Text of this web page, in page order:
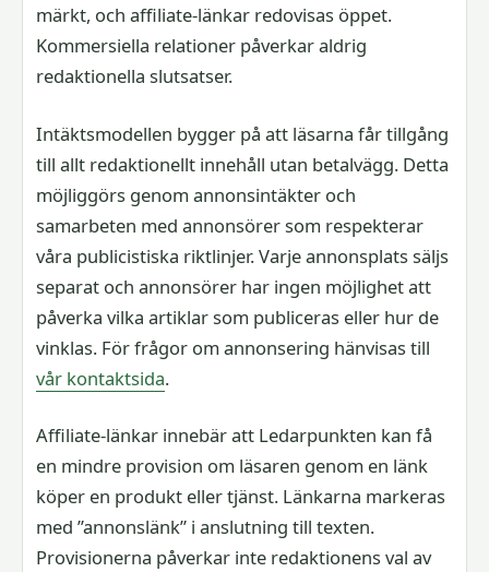
märkt, och affiliate-länkar redovisas öppet.
Kommersiella relationer påverkar aldrig
redaktionella slutsatser.
Intäktsmodellen bygger på att läsarna får tillgång
till allt redaktionellt innehåll utan betalvägg. Detta
möjliggörs genom annonsintäkter och
samarbeten med annonsörer som respekterar
våra publicistiska riktlinjer. Varje annonsplats säljs
separat och annonsörer har ingen möjlighet att
påverka vilka artiklar som publiceras eller hur de
vinklas. För frågor om annonsering hänvisas till
vår kontaktsida.
Affiliate-länkar innebär att Ledarpunkten kan få
en mindre provision om läsaren genom en länk
köper en produkt eller tjänst. Länkarna markeras
med ”annonslänk” i anslutning till texten.
Provisionerna påverkar inte redaktionens val av